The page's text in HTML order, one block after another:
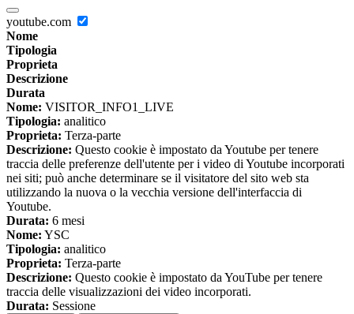
youtube.com
Nome
Tipologia
Proprieta
Descrizione
Durata
Nome: VISITOR_INFO1_LIVE
Tipologia: analitico
Proprieta: Terza-parte
Descrizione: Questo cookie è impostato da Youtube per tenere
traccia delle preferenze dell'utente per i video di Youtube incorporati
nei siti; può anche determinare se il visitatore del sito web sta
utilizzando la nuova o la vecchia versione dell'interfaccia di
Youtube.
Durata: 6 mesi
Nome: YSC
Tipologia: analitico
Proprieta: Terza-parte
Descrizione: Questo cookie è impostato da YouTube per tenere
traccia delle visualizzazioni dei video incorporati.
Durata: Sessione